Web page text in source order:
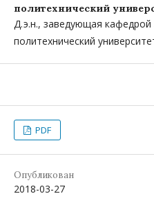
политехнический
Д. э.н., заведующая
политехнический
PDF
Опубликован
2018-03-27